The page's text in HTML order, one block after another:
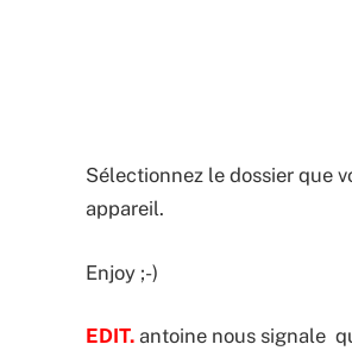
Sélectionnez le dossier que
appareil.
Enjoy ;-)
EDIT. antoine nous signale